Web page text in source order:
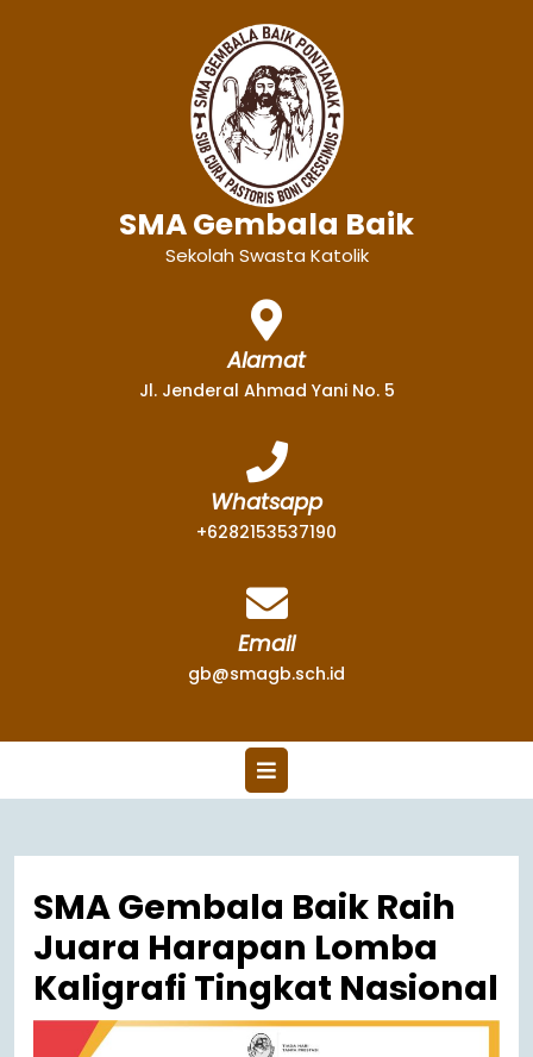
SMA Gembala Baik
Sekolah Swasta Katolik
Alamat
Jl. Jenderal Ahmad Yani No. 5
Whatsapp
+6282153537190
Email
gb@smagb.sch.id
SMA Gembala Baik Raih
Juara Harapan Lomba
Kaligrafi Tingkat Nasional